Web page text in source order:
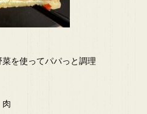
を使ってパパっと調理
肉